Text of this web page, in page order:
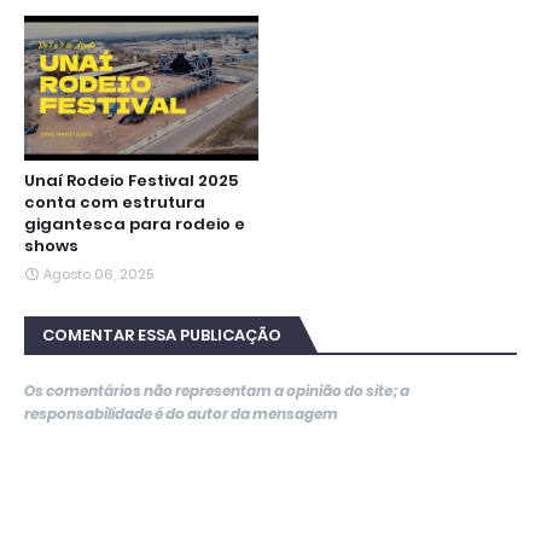
Unaí Rodeio Festival 2025
conta com estrutura
gigantesca para rodeio e
shows
Agosto 06, 2025
COMENTAR ESSA PUBLICAÇÃO
Os comentários não representam a opinião do site; a
responsabilidade é do autor da mensagem